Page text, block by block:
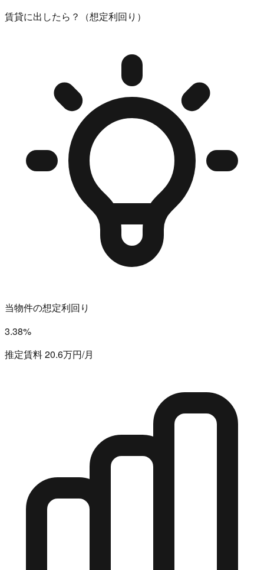
賃貸に出したら？（想定利回り）
当物件の想定利回り
3.38%
推定賃料 20.6万円/月